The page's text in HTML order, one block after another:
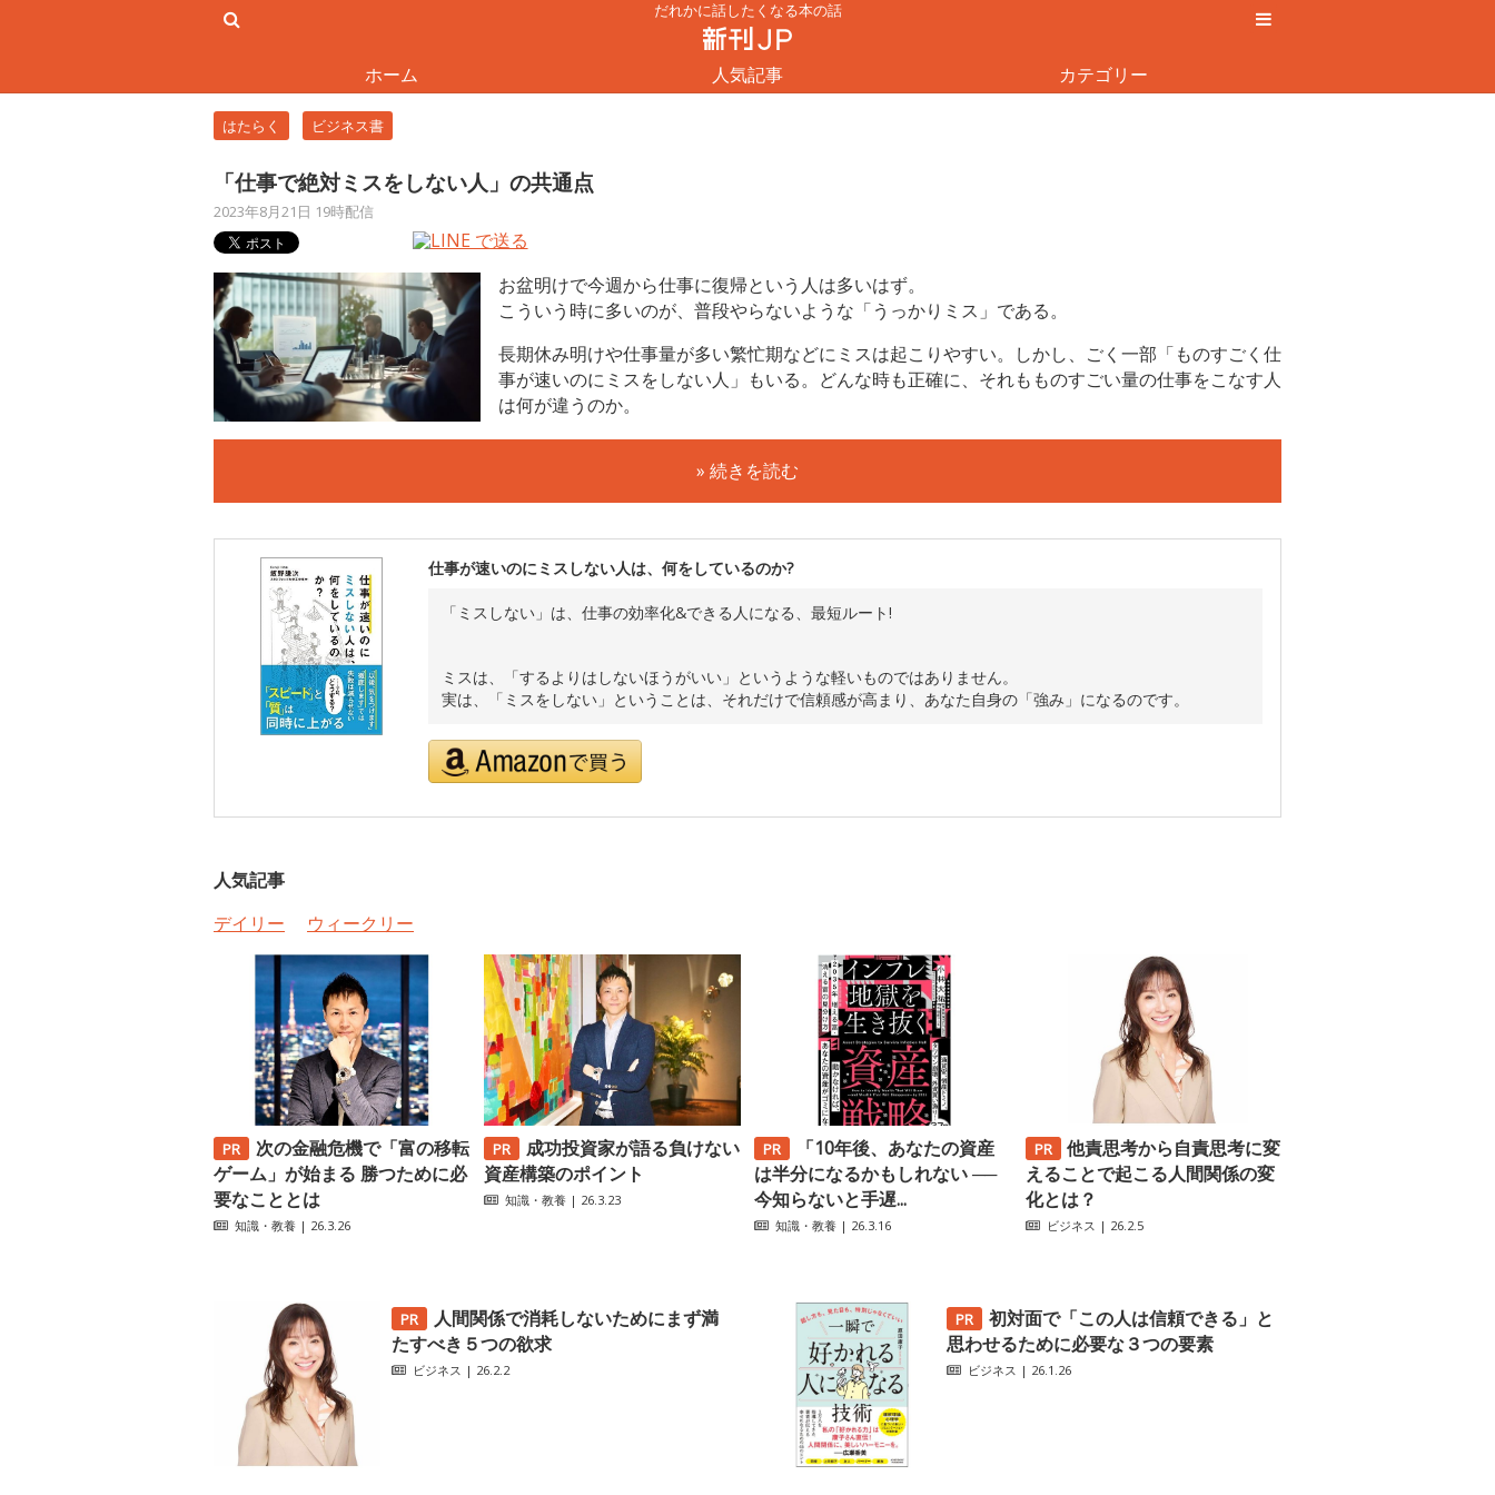
だれかに話したくなる本の話
ホーム 人気記事 カテゴリー
はたらく ビジネス書
「仕事で絶対ミスをしない人」の共通点
2023年8月21日 19時配信
お盆明けで今週から仕事に復帰という人は多いはず。
こういう時に多いのが、普段やらないような「うっかりミス」である。
長期休み明けや仕事量が多い繁忙期などにミスは起こりやすい。しかし、ごく一部「ものすごく仕
事が速いのにミスをしない人」もいる。どんな時も正確に、それもものすごい量の仕事をこなす人
は何が違うのか。
» 続きを読む
仕事が速いのにミスしない人は、何をしているのか?
「ミスしない」は、仕事の効率化&できる人になる、最短ルート!
ミスは、「するよりはしないほうがいい」というような軽いものではありません。
実は、「ミスをしない」ということは、それだけで信頼感が高まり、あなた自身の「強み」になるのです。
人気記事
デイリー
ウィークリー
次の金融危機で「富の移転
ゲーム」が始まる 勝つために必
要なこととは
知識・教養 | 26.3.26
成功投資家が語る負けない
資産構築のポイント
知識・教養 | 26.3.23
「10年後、あなたの資産
は半分になるかもしれない ──
今知らないと手遅...
知識・教養 | 26.3.16
他責思考から自責思考に変
えることで起こる人間関係の変
化とは？
ビジネス | 26.2.5
人間関係で消耗しないためにまず満
たすべき５つの欲求
ビジネス | 26.2.2
初対面で「この人は信頼できる」と
思わせるために必要な３つの要素
ビジネス | 26.1.26